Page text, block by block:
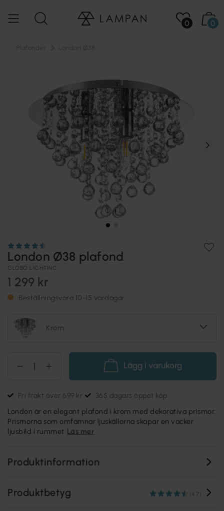
0 0
London Ø38 plafond
GLOBO LIGHTING
1 299 kr
Beställningsvara 10-15 vardagar
Krom
Lägg i varukorg
Fri frakt över 699 kr 365 dagars öppet köp
London är en elegant plafond i krom med dekorativa prismor.
Prismorna som omfamnar ljuskällorna skapar en vacker
ljusbild i rummet Läs mer
Produktinformation
Produktbetyg (4.7)